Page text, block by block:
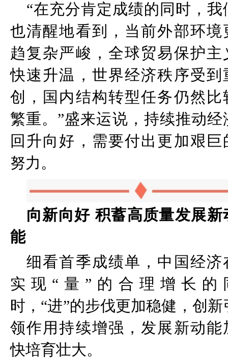
“在充分肯定成绩的同时，我
也清醒地看到，当前外部环境
趋复杂严峻，全球贸易保护主
快速升温，世界经济秩序受到
创，国内结构转型任务仍然比
繁重。 ”盛来运说，持续推动经
回升向好，需要付出更加艰巨
努力。
向新向好 积蓄高质量发展新
能
细看首季成绩单，中国经济
实现 “ 量 ” 的合理增长的
时， “进”的步伐更加稳健，创新
领作用持续增强，发展新动能
快培育壮大。